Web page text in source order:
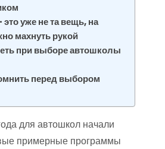
уже не та вещь, на
махнуть рукой
при выборе автошколы
перед выбором
для автошкол начали
примерные программы